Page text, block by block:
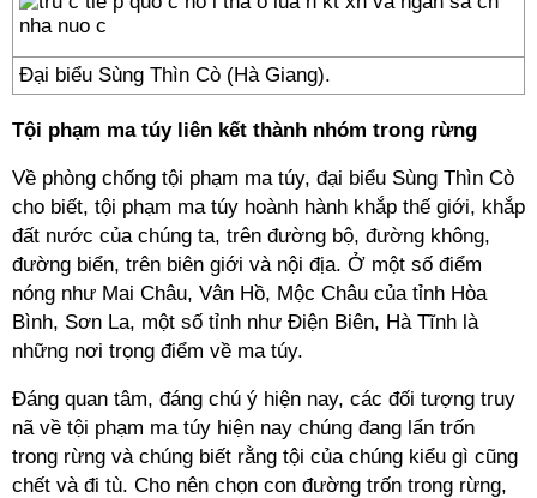
Đại biểu Sùng Thìn Cò (Hà Giang).
Tội phạm ma túy liên kết thành nhóm trong rừng
Về phòng chống tội phạm ma túy, đại biểu Sùng Thìn Cò
cho biết, tội phạm ma túy hoành hành khắp thế giới, khắp
đất nước của chúng ta, trên đường bộ, đường không,
đường biển, trên biên giới và nội địa. Ở một số điểm
nóng như Mai Châu, Vân Hồ, Mộc Châu của tỉnh Hòa
Bình, Sơn La, một số tỉnh như Điện Biên, Hà Tĩnh là
những nơi trọng điểm về ma túy.
Đáng quan tâm, đáng chú ý hiện nay, các đối tượng truy
nã về tội phạm ma túy hiện nay chúng đang lẩn trốn
trong rừng và chúng biết rằng tội của chúng kiểu gì cũng
chết và đi tù. Cho nên chọn con đường trốn trong rừng,